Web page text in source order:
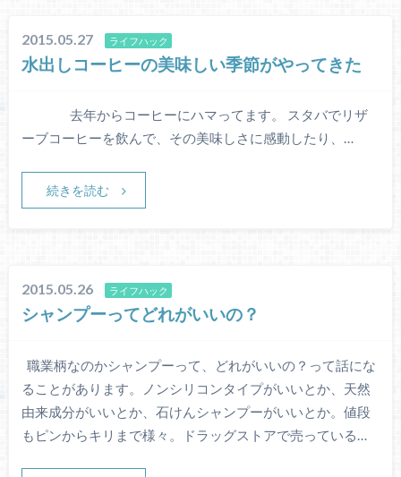
2015.05.27 ライフハック
水出しコーヒーの美味しい季節がやってきた
去年からコーヒーにハマってます。 スタバでリザ
ーブコーヒーを飲んで、その美味しさに感動したり、…
続きを読む
2015.05.26 ライフハック
シャンプーってどれがいいの？
職業柄なのかシャンプーって、どれがいいの？って話にな
ることがあります。ノンシリコンタイプがいいとか、天然
由来成分がいいとか、石けんシャンプーがいいとか。値段
もピンからキリまで様々。ドラッグストアで売っている…